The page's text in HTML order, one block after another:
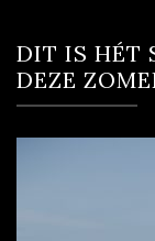
DIT IS HÉT
DEZE